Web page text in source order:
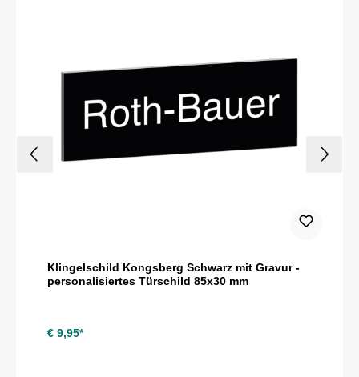
Klingelschild Kongsberg Schwarz mit Gravur -
personalisiertes Türschild 85x30 mm
€ 9,95*